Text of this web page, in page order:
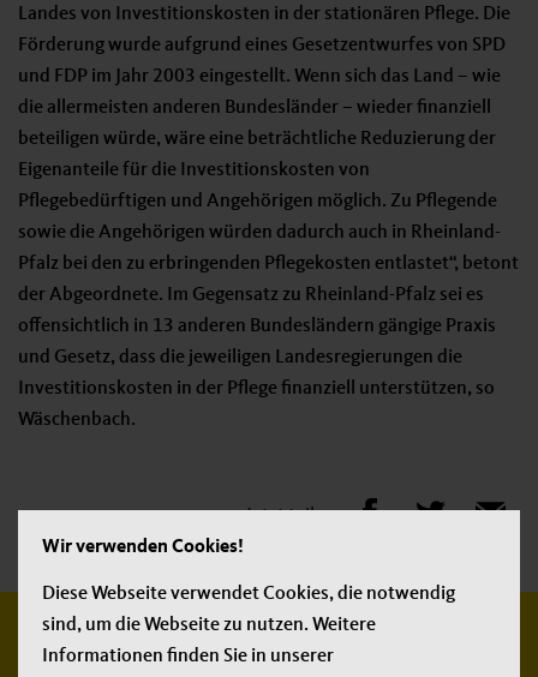
Landes von Investitionskosten in der stationären Pflege. Die
Förderung wurde aufgrund eines Gesetzentwurfes von SPD
und FDP im Jahr 2003 eingestellt. Wenn sich das Land – wie
die allermeisten anderen Bundesländer – wieder finanziell
beteiligen würde, wäre eine beträchtliche Reduzierung der
Eigenanteile für die Investitionskosten von
Pflegebedürftigen und Angehörigen möglich. Zu Pflegende
sowie die Angehörigen würden dadurch auch in Rheinland-
Pfalz bei den zu erbringenden Pflegekosten entlastet“, betont
der Abgeordnete. Im Gegensatz zu Rheinland-Pfalz sei es
offensichtlich in 13 anderen Bundesländern gängige Praxis
und Gesetz, dass die jeweiligen Landesregierungen die
Investitionskosten in der Pflege finanziell unterstützen, so
Wäschenbach.
Jetzt teilen:
Weitere
Wir verwenden Cookies!
Diese Webseite verwendet Cookies, die notwendig
sind, um die Webseite zu nutzen. Weitere
Informationen finden Sie in unserer